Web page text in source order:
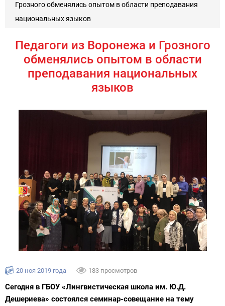
Грозного обменялись опытом в области преподавания
национальных языков
Педагоги из Воронежа и Грозного
обменялись опытом в области
преподавания национальных
языков
20 ноя 2019 года 183 просмотров
Сегодня в ГБОУ «Лингвистическая школа им. Ю.Д.
Дешериева» состоялся семинар-совещание на тему